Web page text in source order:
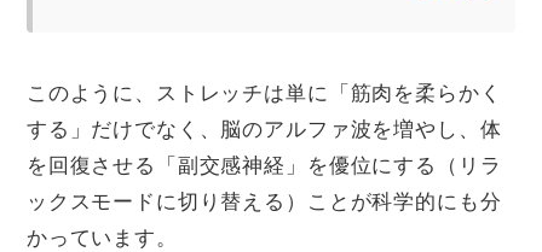
このように、ストレッチは単に「筋肉を柔らかく
する」だけでなく、脳のアルファ波を増やし、体
を回復させる「副交感神経」を優位にする（リラ
ックスモードに切り替える）ことが科学的にも分
かっています。